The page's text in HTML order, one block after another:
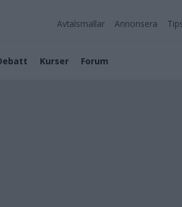
Avtalsmallar Annonsera
Kurser Forum